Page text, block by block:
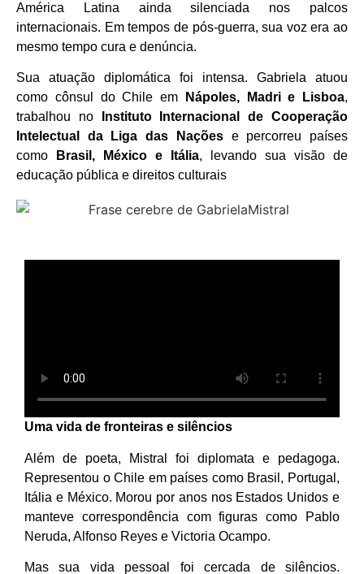
América Latina ainda silenciada nos palcos
internacionais. Em tempos de pós-guerra, sua voz era ao
mesmo tempo cura e denúncia.
Sua atuação diplomática foi intensa. Gabriela atuou
como cônsul do Chile em
Nápoles, Madri e Lisboa,
trabalhou no
Instituto Internacional de Cooperação
Intelectual da Liga das Naçõese percorreu países
como
Brasil, México e Itália, levando sua visão de
educação pública e direitos culturais
Uma vida de fronteiras e silêncios
Além de poeta, Mistral foi diplomata e pedagoga.
Representou o Chile em países como Brasil, Portugal,
Itália e México. Morou por anos nos Estados Unidos e
manteve correspondência com figuras como Pablo
Neruda, Alfonso Reyes e Victoria Ocampo.
Mas sua vida pessoal foi cercada de silêncios.